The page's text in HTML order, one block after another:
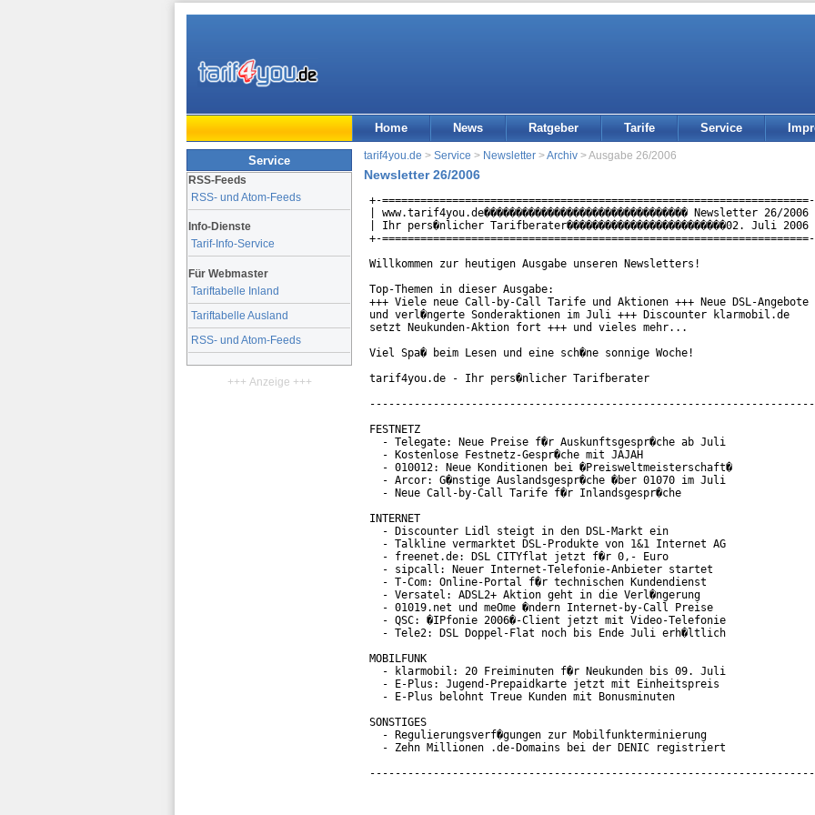
Home News Ratgeber Tarife Service
Service
RSS-Feeds
RSS- und Atom-Feeds
Info-Dienste
Tarif-Info-Service
Für Webmaster
Tariftabelle Inland
Tariftabelle Ausland
RSS- und Atom-Feeds
+++ Anzeige +++
tarif4you.de > Service > Newsletter > Archiv > Ausgabe 26/2006
Newsletter 26/2006
+-
| www.tarif4you.de�������������������������������� Newsletter 26/
| Ihr pers�nlicher Tarifberater�������������������������02. Juli
+-
Willkommen zur heutigen Ausgabe unseren Newsletters!
Top-Themen in dieser Ausgabe:
+++ Viele neue Call-by-Call Tarife und Aktionen +++ Neue DSL-Angebote
und verl�ngerte Sonderaktionen im Juli +++ Discounter klarmobil.de
setzt Neukunden-Aktion fort +++ und vieles mehr...
Viel Spa� beim Lesen und eine sch�ne sonnige Woche!
tarif4you.de - Ihr pers�nlicher Tarifberater
FESTNETZ
  - Telegate: Neue Preise f�r Auskunftsgespr�che ab Juli
  - Kostenlose Festnetz-Gespr�che mit JAJAH
  - 010012: Neue Konditionen bei �Preisweltmeisterschaft�
  - Arcor: G�nstige Auslandsgespr�che �ber 01070 im Juli
  - Neue Call-by-Call Tarife f�r Inlandsgespr�che
INTERNET
  - Discounter Lidl steigt in den DSL-Markt ein
  - Talkline vermarktet DSL-Produkte von 1&1 Internet AG
  - freenet.de: DSL CITYflat jetzt f�r 0,- Euro
  - sipcall: Neuer Internet-Telefonie-Anbieter startet
  - T-Com: Online-Portal f�r technischen Kundendienst
  - Versatel: ADSL2+ Aktion geht in die Verl�ngerung
  - 01019.net und meOme �ndern Internet-by-Call Preise
  - QSC: �IPfonie 2006�-Client jetzt mit Video-Telefonie
  - Tele2: DSL Doppel-Flat noch bis Ende Juli erh�ltlich
MOBILFUNK
  - klarmobil: 20 Freiminuten f�r Neukunden bis 09. Juli
  - E-Plus: Jugend-Prepaidkarte jetzt mit Einheitspreis
  - E-Plus belohnt Treue Kunden mit Bonusminuten
SONSTIGES
  - Regulierungsverf�gungen zur Mobilfunkterminierung
  - Zehn Millionen .de-Domains bei der DENIC registriert